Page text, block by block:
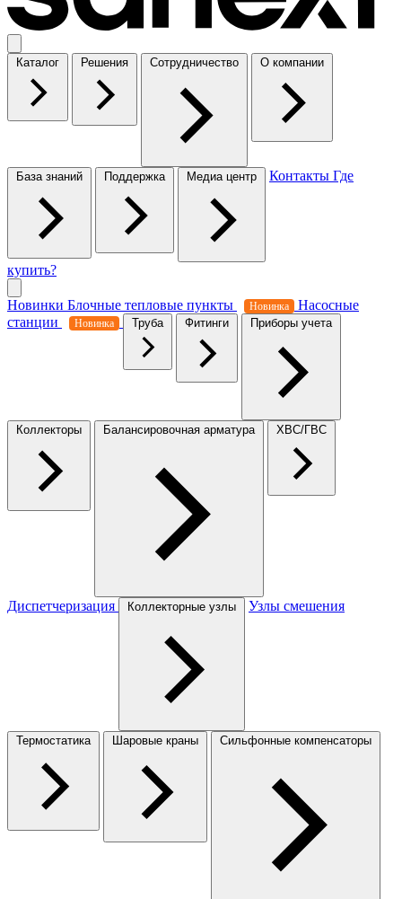
Каталог Решения Сотрудничество О компании
База знаний Поддержка Медиа центр Контакты Где
купить?
Новинки Блочные тепловые пункты Новинка
Насосные
станции
Новинка Труба Фитинги Приборы учета
Коллекторы Балансировочная арматура ХВС/ГВС
Диспетчеризация Коллекторные узлы Узлы смешения
Термостатика Шаровые краны Сильфонные компенсаторы